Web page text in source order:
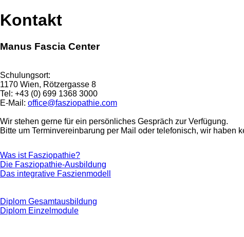
Kontakt
Manus Fascia Center
Schulungsort:
1170 Wien, Rötzergasse 8
Tel: +43 (0) 699 1368 3000
E-Mail: office@fasziopathie.com
Wir stehen gerne für ein persönliches Gespräch zur Verfügung.
Bitte um Terminvereinbarung per Mail oder telefonisch, wir haben
Was ist Fasziopathie?
Die Fasziopathie-Ausbildung
Das integrative Faszienmodell
Diplom Gesamtausbildung
Diplom Einzelmodule